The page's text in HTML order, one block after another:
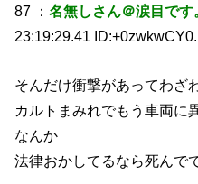
87 ：名無しさん＠涙目です
23:19:29.41
そんだけ衝撃があってわざ
カルトまみれでもう車両に
なんか
法律おかしてるなら死んで